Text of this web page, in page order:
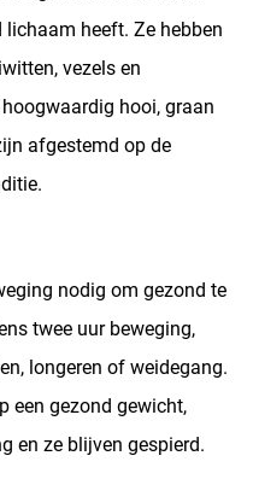
lichaam heeft. Ze hebben
vezels en
hooi, graan
afgestemd op de
nodig om gezond te
twee uur beweging,
longeren of weidegang.
een gezond gewicht,
en ze blijven gespierd.